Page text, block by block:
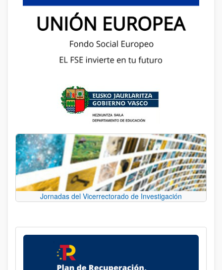
Jornadas del Vicerrectorado de Investigación